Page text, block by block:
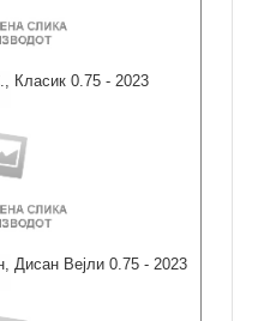
Класик 0.75 - 2023
Дисан Вејли 0.75 - 2023